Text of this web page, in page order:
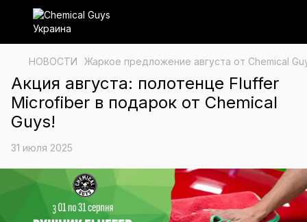
НОВОСТИ Жаркое предложение августа от Chemical
Акция августа: полотенце Fluffer
Microfiber в подарок от Chemical
Guys!
31 июля 2025